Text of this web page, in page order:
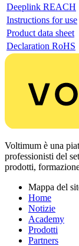
Deeplink REACH
Instructions for use
Product data sheet
Declaration RoHS
Voltimum è una
professionisti del
prodotti,
Mappa del
Home
Notizie
Academy
Prodotti
Partners